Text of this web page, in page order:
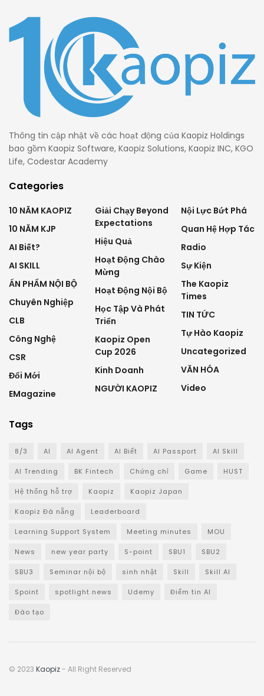
Thông tin cập nhật về các hoạt động của Kaopiz Holdings
bao gồm Kaopiz Software, Kaopiz Solutions, Kaopiz INC, KGO
Life, Codestar Academy
Categories
10 NĂM KAOPIZ
10 NĂM KJP
AI Biết?
AI SKILL
ẤN PHẨM NỘI BỘ
Chuyên Nghiệp
CLB
Công Nghệ
CSR
Đổi Mới
EMagazine
Giải Chạy Beyond
Expectations
Hiệu Quả
Hoạt Động Chào
Mừng
Hoạt Động Nội Bộ
Học Tập Và Phát
Triển
Kaopiz Open
Cup 2026
Kinh Doanh
NGƯỜI KAOPIZ
Nội Lực Bứt Phá
Quan Hệ Hợp Tác
Radio
Sự Kiện
The Kaopiz
Times
TIN TỨC
Tự Hào Kaopiz
Uncategorized
VĂN HÓA
Video
Tags
8/3 AI AI Agent AI Biết AI Passport AI Skill
AI Trending BK Fintech Chứng chỉ Game HUST
Hệ thống hỗ trợ Kaopiz Kaopiz Japan
Kaopiz Đà nẵng Leaderboard
Learning Support System Meeting minutes MOU
News new year party S-point SBU1 SBU2
SBU3 Seminar nội bộ sinh nhật Skill Skill AI
Spoint spotlight news Udemy Điểm tin AI
Đào tạo
© 2023 Kaopiz- All Right Reserved